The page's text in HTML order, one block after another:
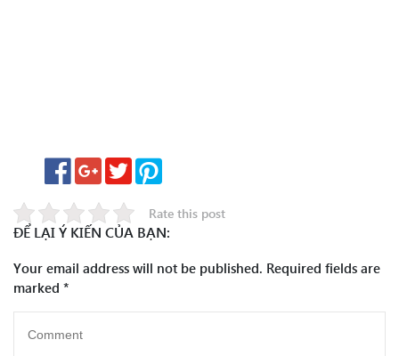
Rate this post
ĐỂ LẠI Ý KIẾN CỦA BẠN:
Your email address will not be published. Required fields are
marked *